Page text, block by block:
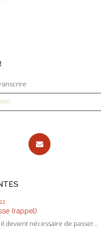
(rappel)
devient nécessaire de passer...